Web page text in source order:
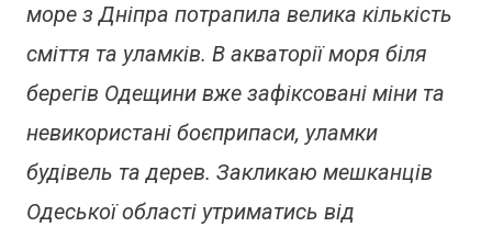
море з Дніпра потрапила велика кількість
сміття та уламків. В акваторії моря біля
берегів Одещини вже зафіксовані міни та
невикористані боєприпаси, уламки
будівель та дерев. Закликаю мешканців
Одеської області утриматись від